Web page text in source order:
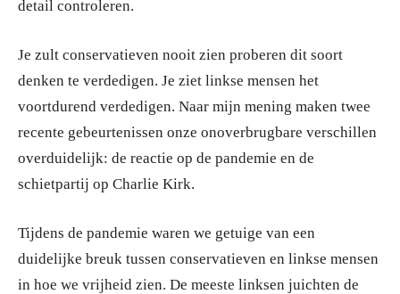
detail controleren.
Je zult conservatieven nooit zien proberen dit soort
denken te verdedigen. Je ziet linkse mensen het
voortdurend verdedigen. Naar mijn mening maken twee
recente gebeurtenissen onze onoverbrugbare verschillen
overduidelijk: de reactie op de pandemie en de
schietpartij op Charlie Kirk.
Tijdens de pandemie waren we getuige van een
duidelijke breuk tussen conservatieven en linkse mensen
in hoe we vrijheid zien. De meeste linksen juichten de